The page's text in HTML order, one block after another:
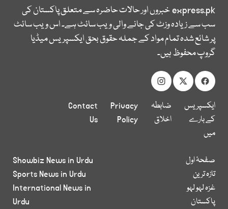
express.pkخبروں اور حالات حاضرہ سے متعلق پاکستان کی
سب سے زیادہ وزٹ کی جانے والی ویب سائٹ ہے۔ اس ویب سائٹ
پر شائع شدہ تمام مواد کے جملہ حقوق بحق ایکسپریس میڈیا
گروپ محفوظ ہیں۔
ایکسپریس
کے بارے
میں
ضابطہ
اخلاق
Privacy
Policy
Contact
Us
صفحۂ اول
تازہ ترین
غزہ لہو لہو
پاکستان
Showbiz News in Urdu
Sports News in Urdu
International News in
Urdu